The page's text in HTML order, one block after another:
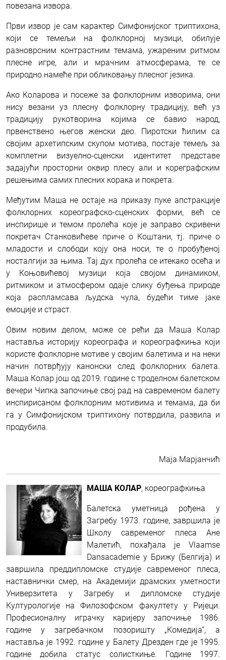
повезана извора.
Први извор је сам карактер Симфонијског триптихона,
који се темељи на фолклорној музици, обилује
разноврсним контрастним темама, ужареним ритмом
плесне игре, али и мрачним атмосферама, те се
природно намеће при обликовању плесног језика.
Ако Коларова и посеже за фолклорним изворима, они
нису везани уз плесну фолклорну традицију, већ уз
традицију рукотворина којима се бавио народ,
првенствено његов женски део. Пиротски ћилим са
својим архетипским скупом мотива, постаје темељ за
комплетни визуелно-сценски идентитет представе
задајући просторни оквир плесу али и кореграфским
решењима самих плесних корака и покрета.
Међутим Маша не остаје на приказу пуке апстракције
фолклорних кореографско-сценских форми, већ се
инспирише и темом пролећа које је заправо скривени
покретач Станковићеве приче о Коштани, тј. приче о
младости и слободи коју она носи, те о пробуђеној
носталгији за њима. Тај дух пролећа се итекако осећа и
у Коњовићевој музици која својом динамиком,
ритмиком и атмосфером одаје слику буђења природе
која распламсава људска чула, будећи тиме јаке
емоције и страст.
Овим новим делом, може се рећи да Маша Колар
наставља историју кореографа и кореографкиња који
користе фолклорне мотиве у својим балетима и на неки
начин потврђују канонски след фолклорних балета.
Маша Колар још од 2019. године с троделном балетском
вечери Чипка започиње свој рад на савременом балету
инспирисаном фолклорним мотивима и темама, да би
га у Симфонијском триптихону потврдила, развила и
продубила.
Маја Марјанчић
МАША КОЛАР, кореографкиња
Балетска уметница рођена у
Загребу 1973. године, завршила је
Школу савременог плеса Ане
Малетић, похађала је Vlaamse
Dansacademie у Брижу (Белгија) и
завршила преддипломске студије савременог плеса,
наставнички смер, на Академији драмских уметности
Универзитета у Загребу и дипломске студије
Културологије на Филозофском факултету у Ријеци.
Професионалну играчку каријеру започиње 1986.
године у загребачком позоришту „Комедија”, а
наставља је 1992. године у Балету Дрезден где је 1995.
године добила статус солисткиње. Године 1997.